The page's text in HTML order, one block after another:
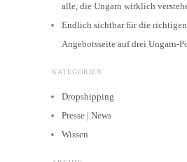
alle, die Ungarn wirklich
Endlich sichtbar für die
Angebotsseite auf drei Ungarn-
KATEGORIEN
Dropshipping
Presse | News
Wissen